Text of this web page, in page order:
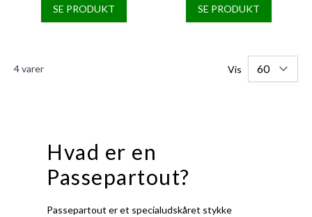
SE PRODUKT SE PRODUKT
4varer Vis
Hvad er en
Passepartout?
Passepartout er et specialudskåret stykke